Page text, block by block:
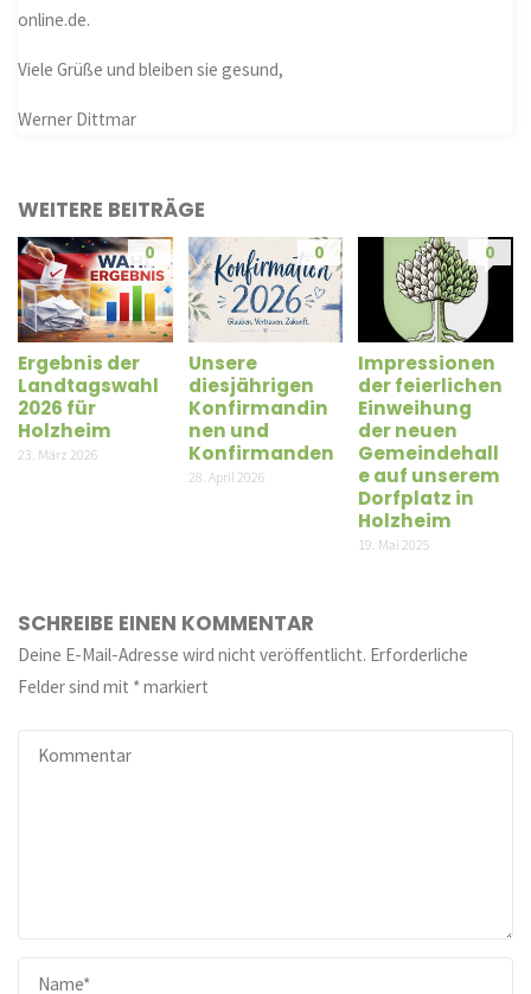
online.de.
Viele Grüße und bleiben sie gesund,
Werner Dittmar
WEITERE BEITRÄGE
0
Ergebnis der
Landtagswahl
2026 für
Holzheim
23. März 2026
0
Unsere
diesjährigen
Konfirmandin
nen und
Konfirmanden
28. April 2026
0
Impressionen
der feierlichen
Einweihung
der neuen
Gemeindehall
e auf unserem
Dorfplatz in
Holzheim
19. Mai 2025
SCHREIBE EINEN KOMMENTAR
Deine E-Mail-Adresse wird nicht veröffentlicht. Erforderliche
Felder sind mit *markiert